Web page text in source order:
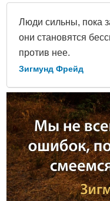
Люди сильны, пока
они становятся
против нее.
Зигмунд Фрейд